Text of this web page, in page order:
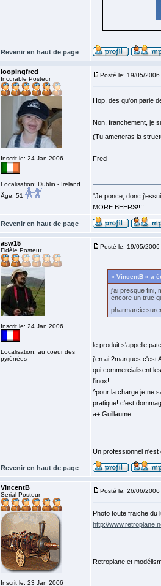
Revenir en haut de page
loopingfred
Incurable Posteur
Inscrit le: 24 Jan 2006
Localisation: Dublin - Ireland
Âge: 51
Posté le: 19/05/2006
Hop, des qu'on parle
Non, franchement, je
(Tu ameneras la
Fred
"Je ponce, donc
MORE BEERS!!!!
Revenir en haut de page
asw15
Fidèle Posteur
Inscrit le: 24 Jan 2006
Localisation: au coeur des
pyrénées
Posté le: 19/05/2006
« VincentB » a
j'ai presque fini,
encore un truc
pharmarcie
le produit s'appelle
j'en ai 2marques c'est
qui commercialisent
l'inox!
^pour la charge je ne
pratique! c'est
a+ Guillaume
Un professionnel n'est
Revenir en haut de page
VincentB
Serial Posteur
Inscrit le: 23 Jan 2006
Posté le: 26/06/2006
Photo toute fraiche du
http://
Retroplane et